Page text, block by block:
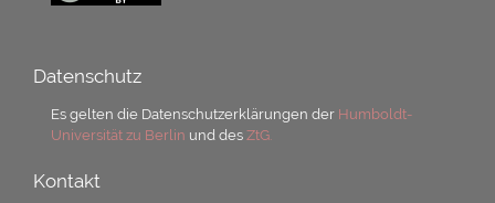
Datenschutz
Es gelten die Datenschutzerklärungen der Humboldt-
Universität zu Berlin und desZtG.
Kontakt